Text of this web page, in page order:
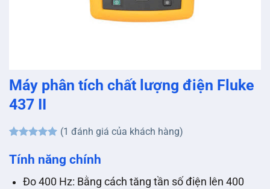
Máy phân tích chất lượng điện Fluke
437 II
dựa trên
đánh giá
(1 đánh giá của khách hàng)
Tính năng chính
Đo 400 Hz: Bằng cách tăng tần số điện lên 400